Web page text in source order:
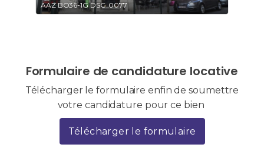
AAZ BO36-1G DSC_0077
Formulaire de candidature locative
Télécharger le formulaire enfin de soumettre
votre candidature pour ce bien
Télécharger le formulaire